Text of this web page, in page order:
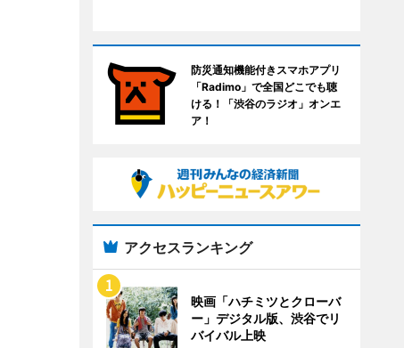
防災通知機能付きスマホアプリ
「Radimo」で全国どこでも聴
ける！「渋谷のラジオ」オンエ
ア！
アクセスランキング
映画「ハチミツとクローバ
ー」デジタル版、渋谷でリ
バイバル上映